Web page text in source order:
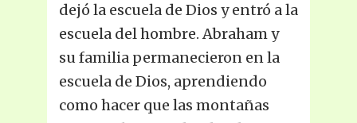
dejó la escuela de Dios y entró a la
escuela del hombre. Abraham y
su familia permanecieron en la
escuela de Dios, aprendiendo
como hacer que las montañas